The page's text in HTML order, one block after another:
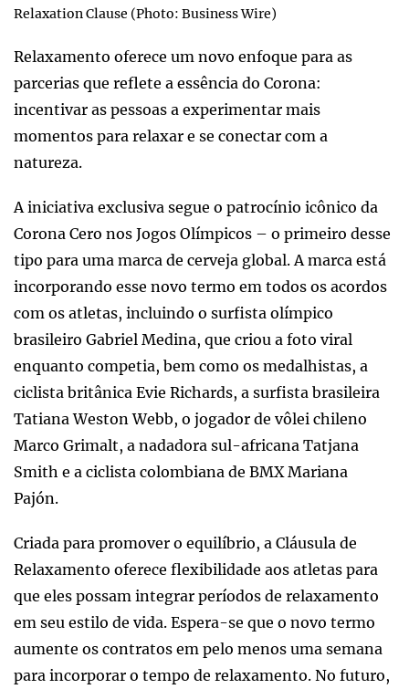
Relaxation Clause (Photo: Business Wire)
Relaxamento oferece um novo enfoque para as
parcerias que reflete a essência do Corona:
incentivar as pessoas a experimentar mais
momentos para relaxar e se conectar com a
natureza.
A iniciativa exclusiva segue o patrocínio icônico da
Corona Cero nos Jogos Olímpicos – o primeiro desse
tipo para uma marca de cerveja global. A marca está
incorporando esse novo termo em todos os acordos
com os atletas, incluindo o surfista olímpico
brasileiro Gabriel Medina, que criou a foto viral
enquanto competia, bem como os medalhistas, a
ciclista britânica Evie Richards, a surfista brasileira
Tatiana Weston Webb, o jogador de vôlei chileno
Marco Grimalt, a nadadora sul-africana Tatjana
Smith e a ciclista colombiana de BMX Mariana
Pajón.
Criada para promover o equilíbrio, a Cláusula de
Relaxamento oferece flexibilidade aos atletas para
que eles possam integrar períodos de relaxamento
em seu estilo de vida. Espera-se que o novo termo
aumente os contratos em pelo menos uma semana
para incorporar o tempo de relaxamento. No futuro,